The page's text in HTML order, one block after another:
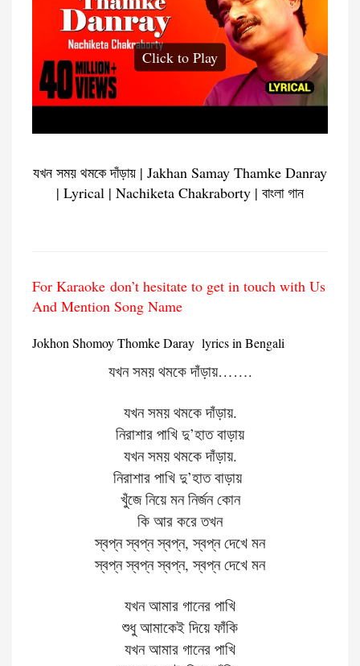
Click to Play
যখন সময় থমকে দাঁড়ায় | Jakhan Samay Thamke Danray
| Lyrical | Nachiketa Chakraborty | বাংলা গান
For Karaoke don’t hesitate to get in touch with Us
And Mention Song Name
Jokhon Shomoy Thomke Daray lyrics in Bengali
যখন সময় থমকে দাঁড়ায়…….
যখন সময় থমকে দাঁড়ায়.
নিরাশার পাখি দু’হাত বাড়ায়
যখন সময় থমকে দাঁড়ায়.
নিরাশার পাখি দু’হাত বাড়ায়
খুঁজে নিয়ে মন নির্জন কোন
কি আর করে তখন
স্বপ্ন স্বপ্ন স্বপ্ন,স্বপ্ন দেখে মন
স্বপ্ন স্বপ্ন স্বপ্ন,স্বপ্ন দেখে মন
যখন আমার গানের পাখি
শুধু আমাকেই দিয়ে ফাঁকি
যখন আমার গানের পাখি